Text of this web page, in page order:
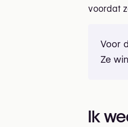
voordat
Voor
Ze
Ik